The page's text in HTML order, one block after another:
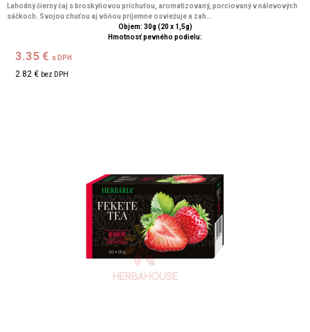
Lahodný čierny čaj s broskyňovou príchuťou, aromatizovaný, porciovaný v nálevových
sáčkoch. Svojou chuťou aj vôňou príjemne osviežuje a zah...
Objem: 30g (20 x 1,5g)
Hmotnosť pevného podielu:
3.35 € s DPH
2.82 € bez DPH